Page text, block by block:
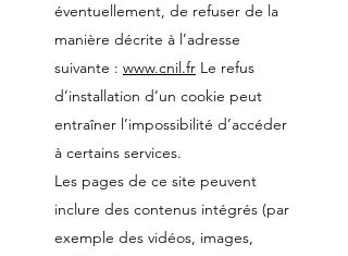
éventuellement, de refuser de la
manière décrite à l’adresse
suivante : www.cnil.fr Le refus
d’installation d’un cookie peut
entraîner l’impossibilité d’accéder
à certains services.
Les pages de ce site peuvent
inclure des contenus intégrés (par
exemple des vidéos, images,